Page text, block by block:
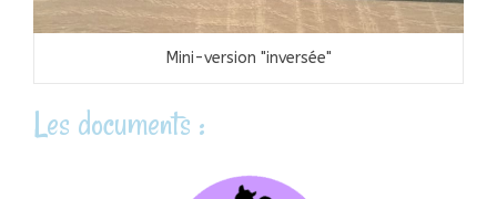
Mini-version "inversée"
Les documents :